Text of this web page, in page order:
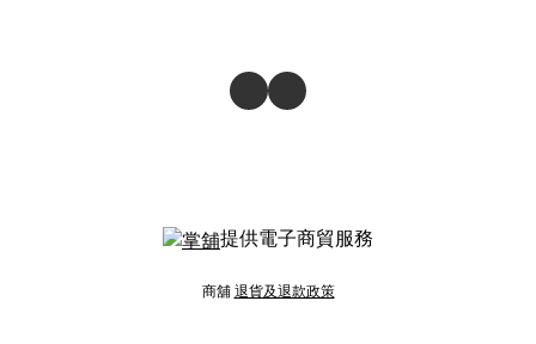
提供電子商貿服務
商舖 退貨及退款政策